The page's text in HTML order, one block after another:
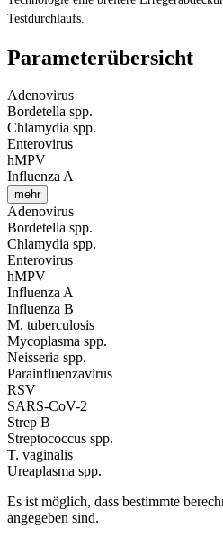
Testdurchlaufs.
Parameterübersicht
Adenovirus
Bordetella spp.
Chlamydia spp.
Enterovirus
hMPV
Influenza A
mehr
Adenovirus
Bordetella spp.
Chlamydia spp.
Enterovirus
hMPV
Influenza A
Influenza B
M. tuberculosis
Mycoplasma spp.
Neisseria spp.
Parainfluenzavirus
RSV
SARS-CoV-2
Strep B
Streptococcus spp.
T. vaginalis
Ureaplasma spp.
Es ist möglich, dass bestimmte
angegeben sind.